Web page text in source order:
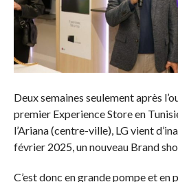
Deux semaines seulement après
premier Experience Store en
l’Ariana (centre-ville), LG vient
février 2025, un nouveau Brand
C’est donc en grande pompe et en